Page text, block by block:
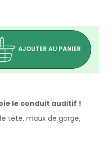
AJOUTER AU PANIER
le conduit auditif !
tête, maux de gorge,